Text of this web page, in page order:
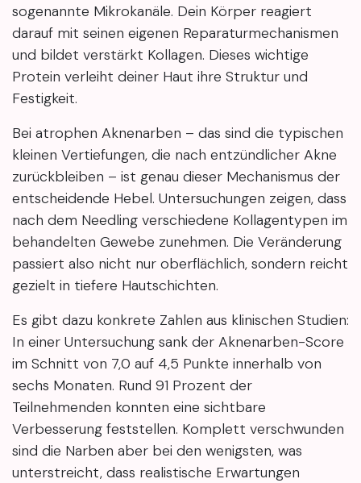
sogenannte Mikrokanäle. Dein Körper reagiert
darauf mit seinen eigenen Reparaturmechanismen
und bildet verstärkt Kollagen. Dieses wichtige
Protein verleiht deiner Haut ihre Struktur und
Festigkeit.
Bei atrophen Aknenarben – das sind die typischen
kleinen Vertiefungen, die nach entzündlicher Akne
zurückbleiben – ist genau dieser Mechanismus der
entscheidende Hebel. Untersuchungen zeigen, dass
nach dem Needling verschiedene Kollagentypen im
behandelten Gewebe zunehmen. Die Veränderung
passiert also nicht nur oberflächlich, sondern reicht
gezielt in tiefere Hautschichten.
Es gibt dazu konkrete Zahlen aus klinischen Studien:
In einer Untersuchung sank der Aknenarben-Score
im Schnitt von 7,0 auf 4,5 Punkte innerhalb von
sechs Monaten. Rund 91 Prozent der
Teilnehmenden konnten eine sichtbare
Verbesserung feststellen. Komplett verschwunden
sind die Narben aber bei den wenigsten, was
unterstreicht, dass realistische Erwartungen